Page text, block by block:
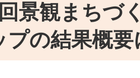
景観まちづ
プの結果概